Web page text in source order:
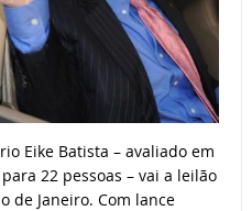
Eike Batista – avaliado em
22 pessoas – vai a leilão
de Janeiro. Com lance